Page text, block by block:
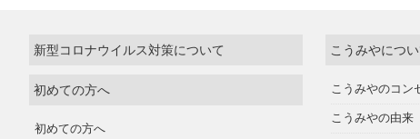
新型コロナウイルス対策について
初めての方へ
初めての方へ
こうみやにつ
こうみやのコン
こうみやの由来